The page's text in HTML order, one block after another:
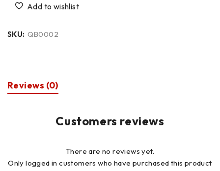
SKU: QB0002
Reviews (0)
Customers reviews
There are no reviews yet.
Only logged in customers who have purchased this product